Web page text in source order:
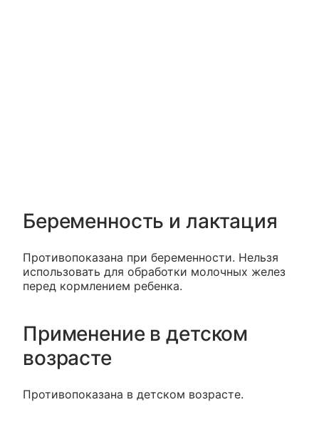
Беременность и лактация
Противопоказана при беременности. Нельзя
использовать для обработки молочных желез
перед кормлением ребенка.
Применение в детском
возрасте
Противопоказана в детском возрасте.